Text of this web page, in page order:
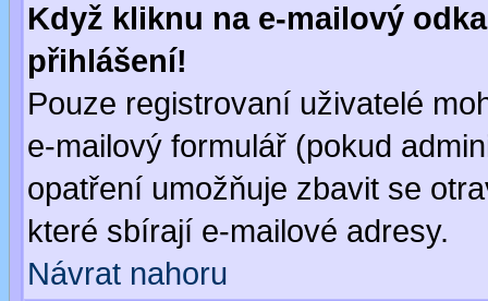
Když kliknu na e-mailový
přihlášení!
Pouze registrovaní uživatelé
e-mailový formulář (pokud
opatření umožňuje zbavit se
které sbírají e-mailové adresy.
Návrat nahoru